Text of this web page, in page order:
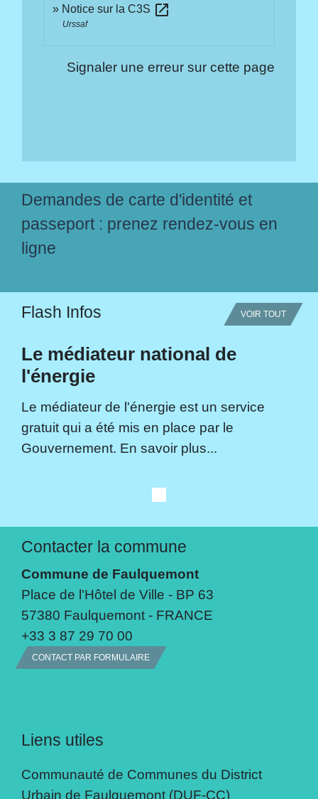
Notice sur la C3S open_in_new
Urssaf
Signaler une erreur sur cette page
Demandes de carte d'identité et
passeport : prenez rendez-vous en
ligne
Flash Infos VOIR TOUT
Le médiateur national de
l'énergie
Le médiateur de l'énergie est un service
gratuit qui a été mis en place par le
Gouvernement. En savoir plus...
Contacter la commune
Commune de Faulquemont
Place de l'Hôtel de Ville - BP 63
57380 Faulquemont - FRANCE
+33 3 87 29 70 00
CONTACT PAR FORMULAIRE
Liens utiles
Communauté de Communes du District
Urbain de Faulquemont (DUF-CC)